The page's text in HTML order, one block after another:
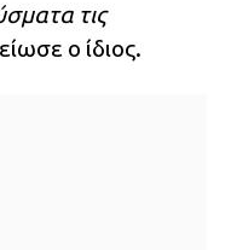
τις
ο ίδιος.